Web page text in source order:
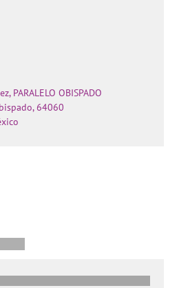
PARALELO OBISPADO
64060